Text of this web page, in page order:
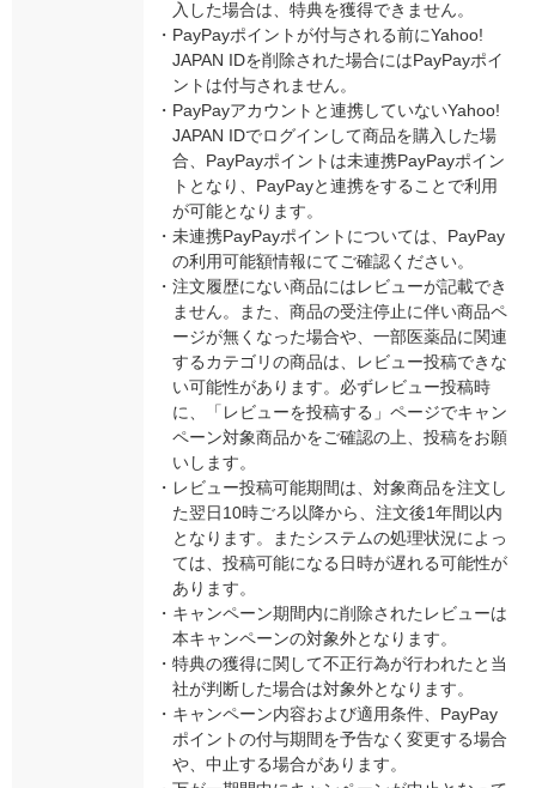
入した場合は、特典を獲得できません。
・ PayPayポイントが付与される前にYahoo!
JAPAN IDを削除された場合にはPayPayポイ
ントは付与されません。
・ PayPayアカウントと連携していないYahoo!
JAPAN IDでログインして商品を購入した場
合、PayPayポイントは未連携PayPayポイン
トとなり、PayPayと連携をすることで利用
が可能となります。
・ 未連携PayPayポイントについては、PayPay
の利用可能額情報にてご確認ください。
・ 注文履歴にない商品にはレビューが記載でき
ません。また、商品の受注停止に伴い商品ペ
ージが無くなった場合や、一部医薬品に関連
するカテゴリの商品は、レビュー投稿できな
い可能性があります。必ずレビュー投稿時
に、「レビューを投稿する」ページでキャン
ペーン対象商品かをご確認の上、投稿をお願
いします。
・ レビュー投稿可能期間は、対象商品を注文し
た翌日10時ごろ以降から、注文後1年間以内
となります。またシステムの処理状況によっ
ては、投稿可能になる日時が遅れる可能性が
あります。
・ キャンペーン期間内に削除されたレビューは
本キャンペーンの対象外となります。
・ 特典の獲得に関して不正行為が行われたと当
社が判断した場合は対象外となります。
・ キャンペーン内容および適用条件、PayPay
ポイントの付与期間を予告なく変更する場合
や、中止する場合があります。